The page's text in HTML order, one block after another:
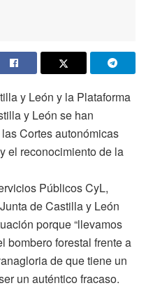
y León y la Plataforma
y León se han
Cortes autonómicas
el reconocimiento de la
Públicos CyL,
de Castilla y León
porque “llevamos
bombero forestal frente a
de que tiene un
un auténtico fracaso.